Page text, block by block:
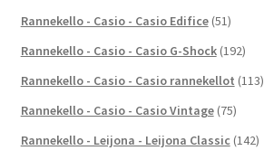
Rannekello - Casio - Casio Edifice (51)
Rannekello - Casio - Casio G-Shock (192)
Rannekello - Casio - Casio rannekellot (113)
Rannekello - Casio - Casio Vintage (75)
Rannekello - Leijona - Leijona Classic (142)